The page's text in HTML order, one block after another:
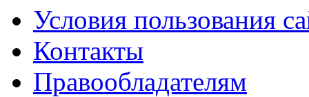
Условия пользования
Контакты
Правообладателям